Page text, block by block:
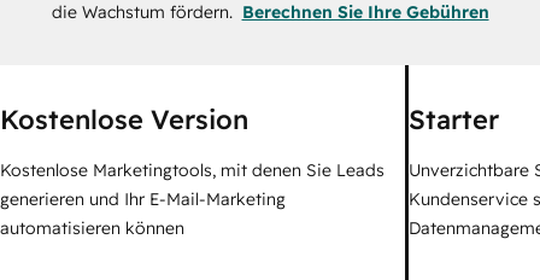
die Wachstum fördern. Berechnen Sie Ihre Gebühren
Kostenlose Version
Kostenlose Marketingtools, mit denen Sie Leads
generieren und Ihr E-Mail-Marketing
automatisieren können
Starter
Unverzichtbare
Kundenservice